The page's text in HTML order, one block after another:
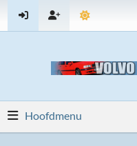
Hoofdmenu